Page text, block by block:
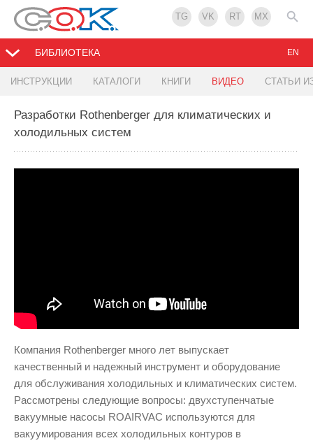
TG VK RT MX
БИБЛИОТЕКА
ИНСТРУКЦИИ КАТАЛОГИ КНИГИ ВИДЕО СТАТЬИ
EN
Разработки Rothenberger для климатических и
холодильных систем
Компания Rothenberger много лет выпускает
качественный и надежный инструмент и оборудование
для обслуживания холодильных и климатических систем.
Рассмотрены следующие вопросы: двухступенчатые
вакуумные насосы ROAIRVAC используются для
вакуумирования всех холодильных контуров в